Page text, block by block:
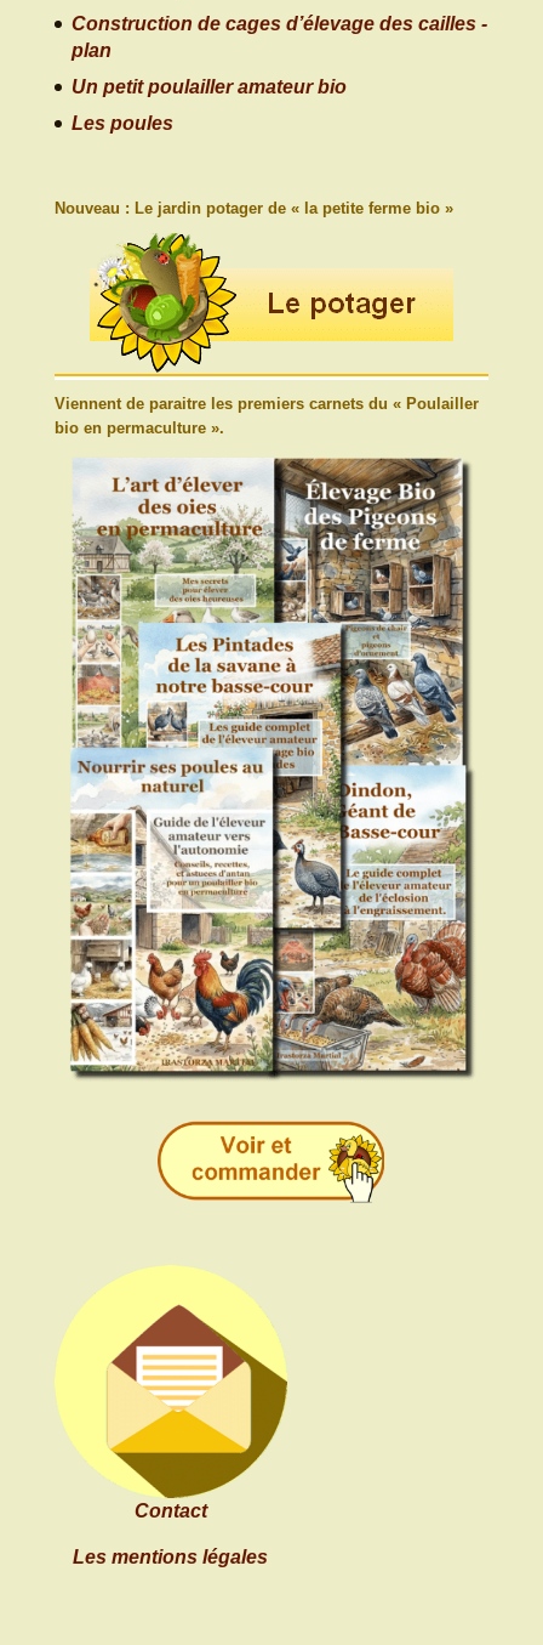
Construction de cages d’élevage des cailles -
plan
Un petit poulailler amateur bio
Les poules
Nouveau : Le jardin potager de « la petite ferme bio »
Viennent de paraitre les premiers carnets du « Poulailler
bio en permaculture ».
Contact
Les mentions légales